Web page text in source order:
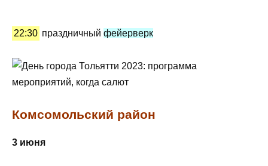
22:30 праздничныйфейерверк
Комсомольский район
3 июня